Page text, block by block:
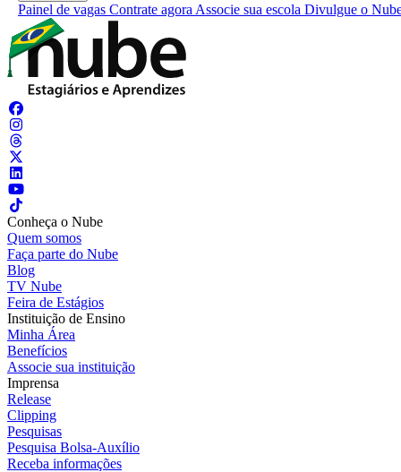
Painel de vagas Contrate agora Associe sua escola Divulgue o
Conheça o Nube
Quem somos
Faça parte do Nube
Blog
TV Nube
Feira de Estágios
Instituição de Ensino
Minha Área
Benefícios
Associe sua instituição
Imprensa
Release
Clipping
Pesquisas
Pesquisa Bolsa-Auxílio
Receba informações